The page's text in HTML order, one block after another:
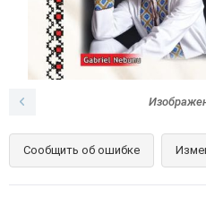
Сообщить об ошибке